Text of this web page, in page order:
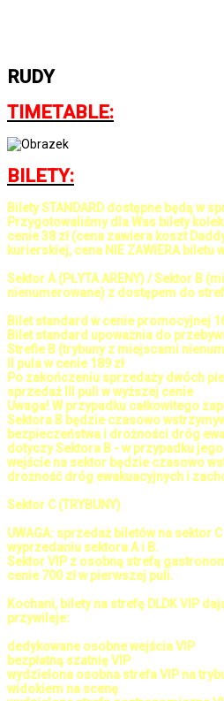
RUDY
TIMETABLE:
BILETY:
Bilety STANDARD dostępne będą w
Przygotowaliśmy dla Was bilety
cenie 38 zł (cena zawiera koszt
kurierskiej, cena NIE ZAWIERA biletu
Sektor A (PŁYTA ARENY) / Sektor B
nienumerowane) z dostępem do
Bilet standard w cenie promocyjnej
Bilet standard upoważnia do
Strefie B (trybuny z miejscami
II pula w cenie 189 zł
Po zakończeniu sprzedaży dwóch
sprzedaż III puli w wyższej cenie
Uwaga! W przypadku całkowitego
Sektora B będzie czasowo
bezpieczeństwa i drożności dróg
dotyczy Sektora B - w przypadku
wejście na sektor będzie czasowo
drożność dróg ewakuacyjnych i
Sektor C (TRYBUNY)
UWAGA: sprzedaż biletów na sektor
wyprzedaniu sektora A i B.
Sektor VIP z osobną strefą
cenie 700 zł w pierwszej puli.
Kochani, bilety na strefę DLDK VIP
przywileje:
dedykowane osobne wejścia VIP
bezpłatną szatnię VIP
wydzielona osobna strefa VIP na
widokiem na scenę